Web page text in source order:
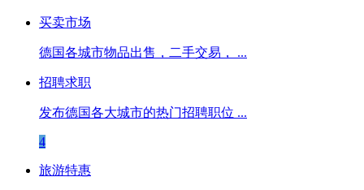
买卖市场
德国各城市物品出售，二手交易， ...
招聘求职
发布德国各大城市的热门招聘职位 ...
4
旅游特惠